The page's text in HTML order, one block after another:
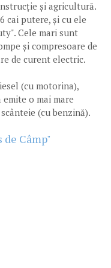
și agricultură.
cai putere, și cu ele
Cele mari sunt
și compresoare de
de curent electric.
(cu motorina),
o mai mare
(cu benzină).
Câmp"